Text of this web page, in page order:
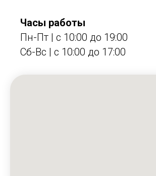
Часы работы
Пн-Пт | с 10:00 до 19:00
Сб-Вс | c 10:00 до 17:00